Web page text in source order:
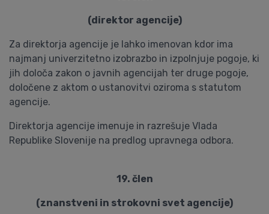
(direktor agencije)
Za direktorja agencije je lahko imenovan kdor ima
najmanj univerzitetno izobrazbo in izpolnjuje pogoje, ki
jih določa zakon o javnih agencijah ter druge pogoje,
določene z aktom o ustanovitvi oziroma s statutom
agencije.
Direktorja agencije imenuje in razrešuje Vlada
Republike Slovenije na predlog upravnega odbora.
19. člen
(znanstveni in strokovni svet agencije)